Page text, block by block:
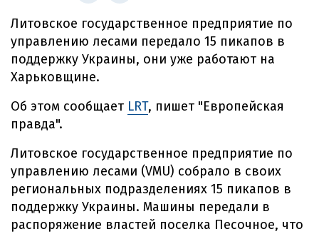
Литовское государственное предприятие по
управлению лесами передало 15 пикапов в
поддержку Украины, они уже работают на
Харьковщине.
Об этом сообщает LRT, пишет "Европейская
правда".
Литовское государственное предприятие по
управлению лесами (VMU) собрало в своих
региональных подразделениях 15 пикапов в
поддержку Украины. Машины передали в
распоряжение властей поселка Песочное, что